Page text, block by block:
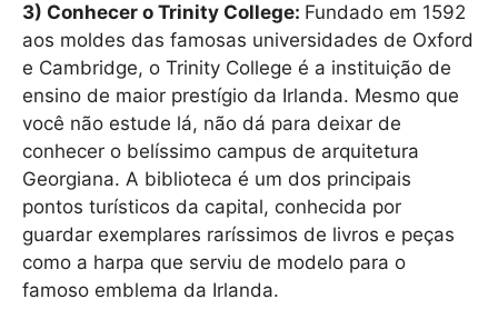
3) Conhecer o Trinity College: Fundado em 1592
aos moldes das famosas universidades de Oxford
e Cambridge, o Trinity College é a instituição de
ensino de maior prestígio da Irlanda. Mesmo que
você não estude lá, não dá para deixar de
conhecer o belíssimo campus de arquitetura
Georgiana. A biblioteca é um dos principais
pontos turísticos da capital, conhecida por
guardar exemplares raríssimos de livros e peças
como a harpa que serviu de modelo para o
famoso emblema da Irlanda.